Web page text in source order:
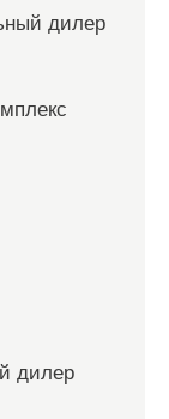
дилер
дилер